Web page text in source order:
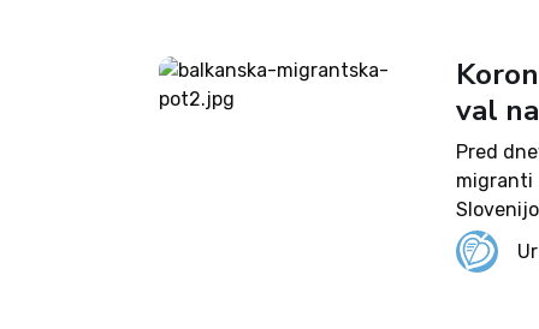
val
Pred
migranti
morda
mesecih